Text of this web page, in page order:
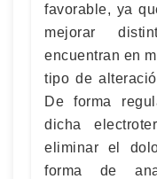
favorable, ya
mejorar
encuentran en
tipo de
De forma
dicha
eliminar el
forma de